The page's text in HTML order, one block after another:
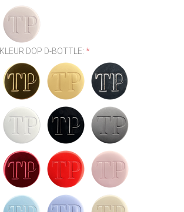
KLEUR DOP D-BOTTLE:*